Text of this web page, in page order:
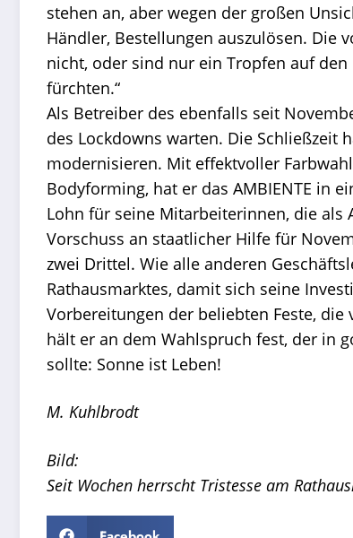
stehen an, aber wegen der großen
Händler, Bestellungen auszulösen. Die
nicht, oder sind nur ein Tropfen auf
fürchten.“
Als Betreiber des ebenfalls seit
des Lockdowns warten. Die Schließzeit
modernisieren. Mit effektvoller
Bodyforming, hat er das AMBIENTE in
Lohn für seine Mitarbeiterinnen, die als
Vorschuss an staatlicher Hilfe für
zwei Drittel. Wie alle anderen
Rathausmarktes, damit sich seine
Vorbereitungen der beliebten Feste,
hält er an dem Wahlspruch fest, der in
sollte: Sonne ist Leben!
M. Kuhlbrodt
Bild:
Seit Wochen herrscht Tristesse am